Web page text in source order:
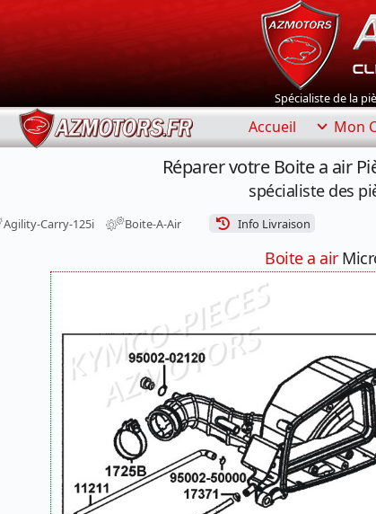
Spécialiste de la
Accueil Mon
Réparer votre Boite a air
spécialiste des
Agility-Carry-125i Boite-A-Air Info Livraison
Boite a air